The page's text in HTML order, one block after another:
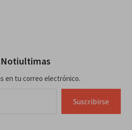
Notiultimas
en tu correo electrónico.
Suscribirse